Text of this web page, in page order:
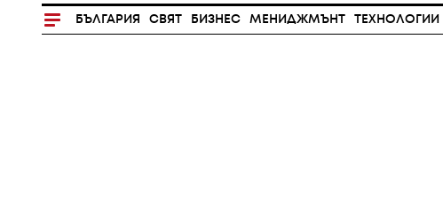
БЪЛГАРИЯ СВЯТ БИЗНЕС МЕНИДЖМЪНТ ТЕХНОЛОГИИ